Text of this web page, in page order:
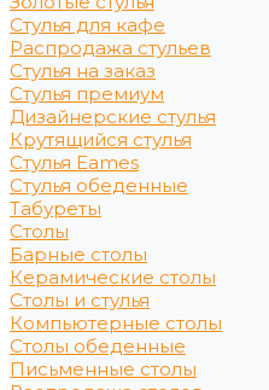
Стулья для кафе
Распродажа стульев
Стулья на заказ
Стулья премиум
Дизайнерские стулья
Крутящийся стулья
Стулья Eames
Стулья обеденные
Табуреты
Столы
Барные столы
Керамические столы
Столы и стулья
Компьютерные столы
Столы обеденные
Письменные столы